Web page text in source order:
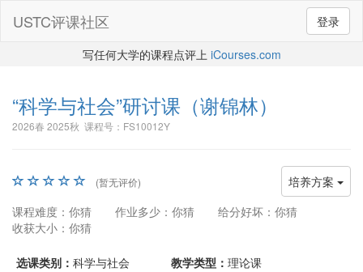
登录
USTC评课社区
写任何大学的课程点评上 iCourses.com
“科学与社会”研讨课 （谢锦林）
2026春 2025秋 课程号：FS10012Y
培养方案
(暂无评价)
课程难度：你猜 作业多少：你猜
给分好坏：你猜
收获大小：你猜
选课类别： 科学与社会 教学类型： 理论课